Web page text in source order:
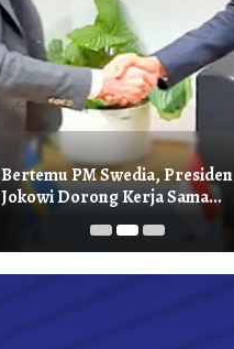
Bertemu PM Swedia, Presiden
Jokowi Dorong Kerja Sama
Pembangunan Hijau